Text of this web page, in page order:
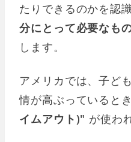
たりできるのかを認
分にとって必要なも
します。
アメリカでは、子ど
情が高ぶっていると
イムアウト)" が使わ